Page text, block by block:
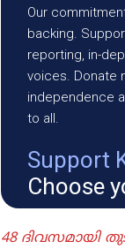
Our
backing.
reporting, in-
voices. Donate
independence
to all.
Support
Choose
48 ദിവസമായി